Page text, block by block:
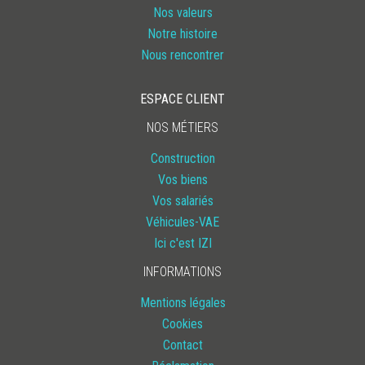
Nos valeurs
Notre histoire
Nous rencontrer
ESPACE CLIENT
NOS MÉTIERS
Construction
Vos biens
Vos salariés
Véhicules-VAE
Ici c'est IZI
INFORMATIONS
Mentions légales
Cookies
Contact